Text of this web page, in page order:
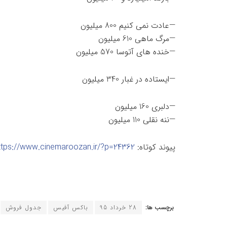
—عادت نمی کنیم 800 میلیون
—مرگ ماهی 610 میلیون
—خنده های آتوسا 570 میلیون
—ایستاده در غبار 340 میلیون
—دلبری 160 میلیون
—ننه نقلی 110 میلیون
پیوند کوتاه: www.cinemaroozan.ir/?p=24362
برچسب ها: 28 خرداد 95 باکس آفیس جدول فروش